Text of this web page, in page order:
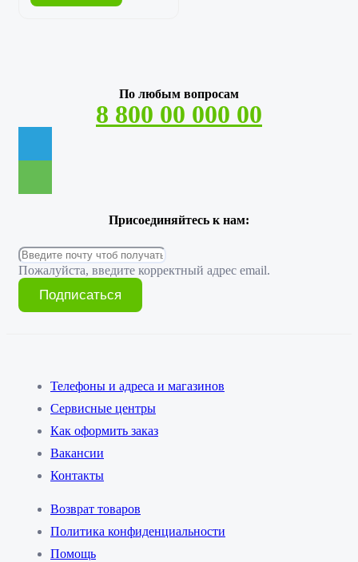
По любым вопросам
8 800 00 000 00
Присоединяйтесь к нам:
Пожалуйста, введите корректный адрес email.
Подписаться
Телефоны и адреса и магазинов
Сервисные центры
Как оформить заказ
Вакансии
Контакты
Возврат товаров
Политика конфиденциальности
Помощь